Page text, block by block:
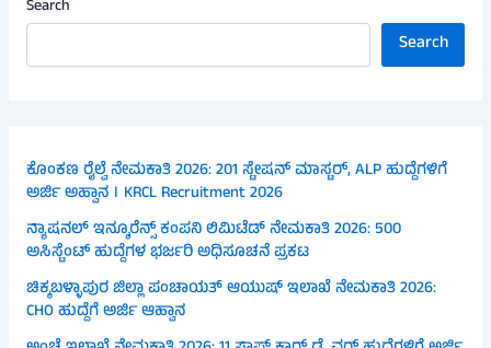
Search
Search
ಕೊಂಕಣ ರೈಲ್ವೆ ನೇಮಕಾತಿ 2026: 201 ಸ್ಟೇಷನ್ ಮಾಸ್ಟರ್, ALP ಹುದ್ದೆಗಳಿಗೆ
ಅರ್ಜಿ ಅಹ್ವಾನ । KRCL Recruitment 2026
ನ್ಯಾಷನಲ್ ಇನ್ಶೂರೆನ್ಸ್ ಕಂಪನಿ ಲಿಮಿಟೆಡ್ ನೇಮಕಾತಿ 2026: 500
ಅಸಿಸ್ಟೆಂಟ್ ಹುದ್ದೆಗಳ ಭರ್ಜರಿ ಅಧಿಸೂಚನೆ ಪ್ರಕಟ
ಚಿಕ್ಕಬಳ್ಳಾಪುರ ಜಿಲ್ಲಾ ಪಂಚಾಯತ್ ಆಯುಷ್ ಇಲಾಖೆ ನೇಮಕಾತಿ 2026:
CHO ಹುದ್ದೆಗೆ ಅರ್ಜಿ ಆಹ್ವಾನ